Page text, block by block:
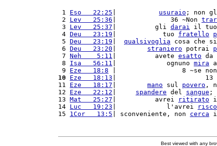
1 Eso   22:25 usuraio ; non
2 Lev   25:36 |              36 ~Non
3 Lev   25:37 |          gli darai il
4 Deu   23:19 |            tuo fratello
5 Deu   23:19 qualsivoglia cosa che
6 Deu   23:20 straniero potrai
7 Neh    5:11 |          avete esatto da
8 Isa   56:11 |             ognuno mira
9 Eze   18:8 |                 8 ~se
10
Eze   18:13 |                       13
11 Eze   18:17 mano sul povero ,
12 Eze   22:12 spandere del sangue ;
13 Mat   25:27 |          avrei ritirato
14 Luc   19:23 |             l'avrei
15 1Cor   13:5 | sconveniente, non cerca
Best viewed with any